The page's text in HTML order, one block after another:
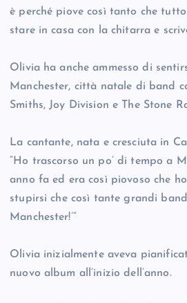
è perché piove così tanto che
stare in casa con la chitarra e
Olivia ha anche ammesso di
Manchester, città natale di band
Smiths, Joy Division e The Stone
La cantante, nata e cresciuta in
“Ho trascorso un po’ di tempo a
anno fa ed era così piovoso che ho
stupirsi che così tante grandi
Manchester!’”
Olivia inizialmente aveva
nuovo album all’inizio dell’anno.